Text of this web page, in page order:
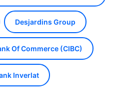
Desjardins Group
Of Commerce (CIBC)
Inverlat